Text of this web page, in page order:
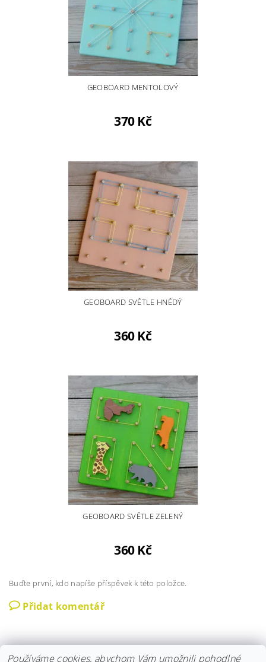
GEOBOARD MENTOLOVÝ
370 Kč
GEOBOARD SVĚTLE HNĚDÝ
360 Kč
GEOBOARD SVĚTLE ZELENÝ
360 Kč
Buďte první, kdo napíše příspěvek k této položce.
Přidat komentář
Používáme cookies, abychom Vám umožnili pohodlné